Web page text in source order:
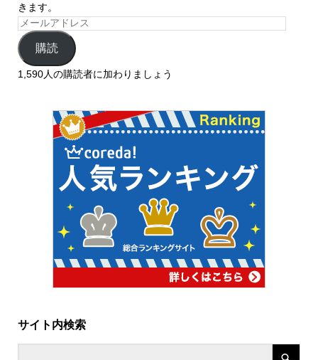
きます。
購読
1,590人の購読者に加わりましょう
サイト内検索